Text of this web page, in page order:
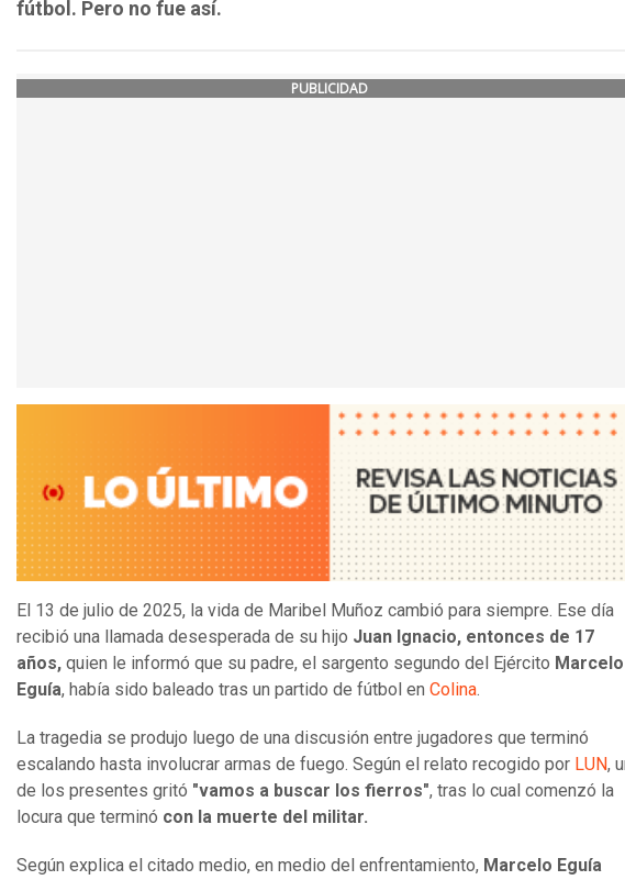
fútbol. Pero no fue así.
PUBLICIDAD
El 13 de julio de 2025, la vida de Maribel Muñoz cambió para siempre. Ese día
recibió una llamada desesperada de su hijo Juan Ignacio, entonces de 17
años, quien le informó que su padre, el sargento segundo del Ejército Marcelo
Eguía, había sido baleado tras un partido de fútbol en Colina.
La tragedia se produjo luego de una discusión entre jugadores que terminó
escalando hasta involucrar armas de fuego. Según el relato recogido por LUN,
de los presentes gritó "vamos a buscar los fierros", tras lo cual comenzó la
locura que terminó con la muerte del militar.
Según explica el citado medio, en medio del enfrentamiento, Marcelo Eguía